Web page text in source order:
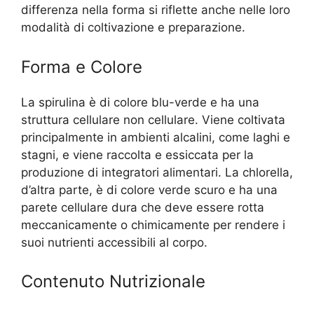
differenza nella forma si riflette anche nelle loro
modalità di coltivazione e preparazione.
Forma e Colore
La spirulina è di colore blu-verde e ha una
struttura cellulare non cellulare. Viene coltivata
principalmente in ambienti alcalini, come laghi e
stagni, e viene raccolta e essiccata per la
produzione di integratori alimentari. La chlorella,
d’altra parte, è di colore verde scuro e ha una
parete cellulare dura che deve essere rotta
meccanicamente o chimicamente per rendere i
suoi nutrienti accessibili al corpo.
Contenuto Nutrizionale